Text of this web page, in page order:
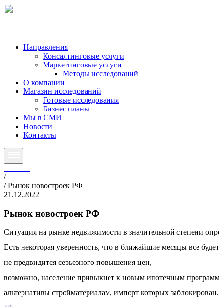
Направления
Консалтинговые услуги
Маркетинговые услуги
Методы исследований
О компании
Магазин исследований
Готовые исследования
Бизнес планы
Мы в СМИ
Новости
Контакты
/
/Рынок новостроек РФ
21.12.2022
Рынок новостроек РФ
Ситуация на рынке недвижимости в значительной степени
Есть некоторая уверенность, что в ближайшие месяцы все
не предвидится серьезного повышения цен,
возможно, население привыкнет к новым ипотечным
альтернативы стройматериалам, импорт которых